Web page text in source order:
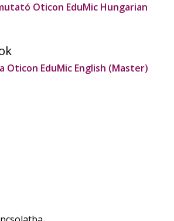
Oticon EduMic Hungarian
Oticon EduMic English (Master)